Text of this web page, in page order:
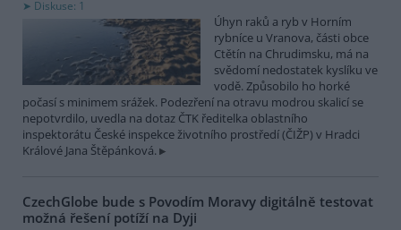
Diskuse: 1
Úhyn raků a ryb v Horním
rybníce u Vranova, části obce
Ctětín na Chrudimsku, má na
svědomí nedostatek kyslíku ve
vodě. Způsobilo ho horké
počasí s minimem srážek. Podezření na otravu modrou skalicí se
nepotvrdilo, uvedla na dotaz ČTK ředitelka oblastního
inspektorátu České inspekce životního prostředí (ČIŽP) v Hradci
Králové Jana Štěpánková.
CzechGlobe bude s Povodím Moravy digitálně testovat
možná řešení potíží na Dyji